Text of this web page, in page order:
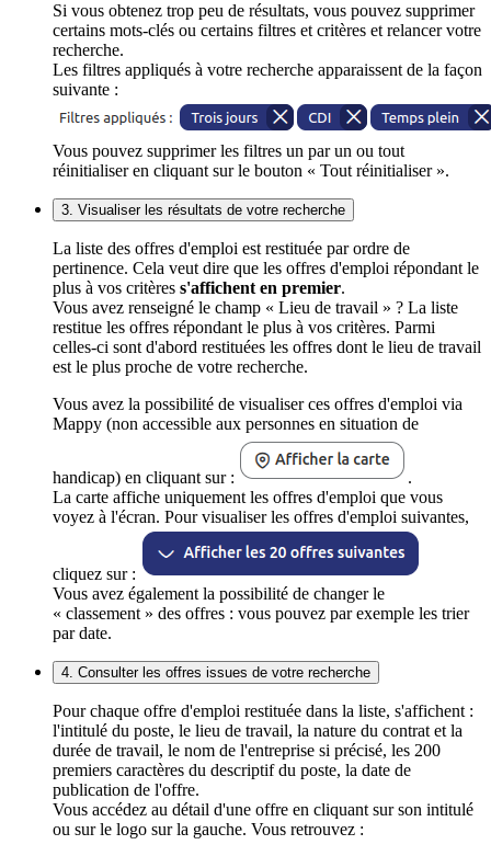
Si vous obtenez trop peu de résultats, vous pouvez supprimer
certains mots-clés ou certains filtres et critères et relancer votre
recherche.
Les filtres appliqués à votre recherche apparaissent de la façon
suivante :
Vous pouvez supprimer les filtres un par un ou tout
réinitialiser en cliquant sur le bouton « Tout réinitialiser ».
3. Visualiser les résultats de votre recherche
La liste des offres d'emploi est restituée par ordre de
pertinence. Cela veut dire que les offres d'emploi répondant le
plus à vos critères s'affichent en premier.
Vous avez renseigné le champ « Lieu de travail » ? La liste
restitue les offres répondant le plus à vos critères. Parmi
celles-ci sont d'abord restituées les offres dont le lieu de travail
est le plus proche de votre recherche.
Vous avez la possibilité de visualiser ces offres d'emploi via
Mappy (non accessible aux personnes en situation de
handicap) en cliquant sur :
.
La carte affiche uniquement les offres d'emploi que vous
voyez à l'écran. Pour visualiser les offres d'emploi suivantes,
cliquez sur :
Vous avez également la possibilité de changer le
« classement » des offres : vous pouvez par exemple les trier
par date.
4. Consulter les offres issues de votre recherche
Pour chaque offre d'emploi restituée dans la liste, s'affichent :
l'intitulé du poste, le lieu de travail, la nature du contrat et la
durée de travail, le nom de l'entreprise si précisé, les 200
premiers caractères du descriptif du poste, la date de
publication de l'offre.
Vous accédez au détail d'une offre en cliquant sur son intitulé
ou sur le logo sur la gauche. Vous retrouvez :